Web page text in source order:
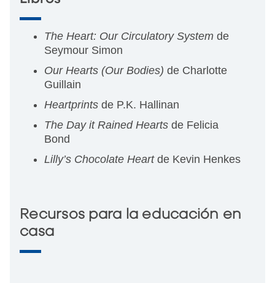
The Heart: Our Circulatory System de
Seymour Simon
Our Hearts (Our Bodies) de Charlotte
Guillain
Heartprints de P.K. Hallinan
The Day it Rained Hearts de Felicia
Bond
Lilly’s Chocolate Heartde Kevin Henkes
Recursos para la educación en
casa